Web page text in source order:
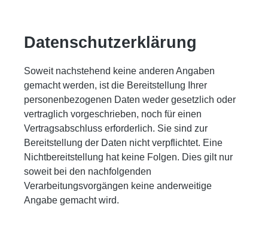
Datenschutzerklärung
Soweit nachstehend keine anderen Angaben
gemacht werden, ist die Bereitstellung Ihrer
personenbezogenen Daten weder gesetzlich oder
vertraglich vorgeschrieben, noch für einen
Vertragsabschluss erforderlich. Sie sind zur
Bereitstellung der Daten nicht verpflichtet. Eine
Nichtbereitstellung hat keine Folgen. Dies gilt nur
soweit bei den nachfolgenden
Verarbeitungsvorgängen keine anderweitige
Angabe gemacht wird.